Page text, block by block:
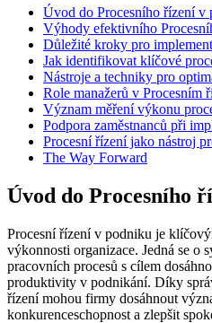
Úvod do Procesního řízení v
Výhody efektivního
Důležité kroky pro
Jak identifikovat klíčové
Nástroje a techniky pro
Role manažerů v Procesním
Význam měření výkonu
Podpora zaměstnanců při
Procesní řízení jako nástroj
The Way Forward
Úvod do Procesního
Procesní řízení v podniku je
výkonnosti organizace. Jedná se o
pracovních procesů s cílem
produktivity v podnikání. Díky
řízení mohou firmy dosáhnout
konkurenceschopnost a zlepšit